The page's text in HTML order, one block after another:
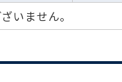
いません。